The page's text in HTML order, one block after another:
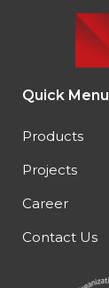
Quick Menu
Products
Projects
Career
Contact Us